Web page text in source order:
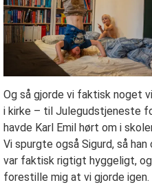
Og så gjorde vi faktisk noget
i kirke – til Julegudstjeneste
havde Karl Emil hørt om i
Vi spurgte også Sigurd, så
var faktisk rigtigt hyggeligt,
forestille mig at vi gjorde igen.